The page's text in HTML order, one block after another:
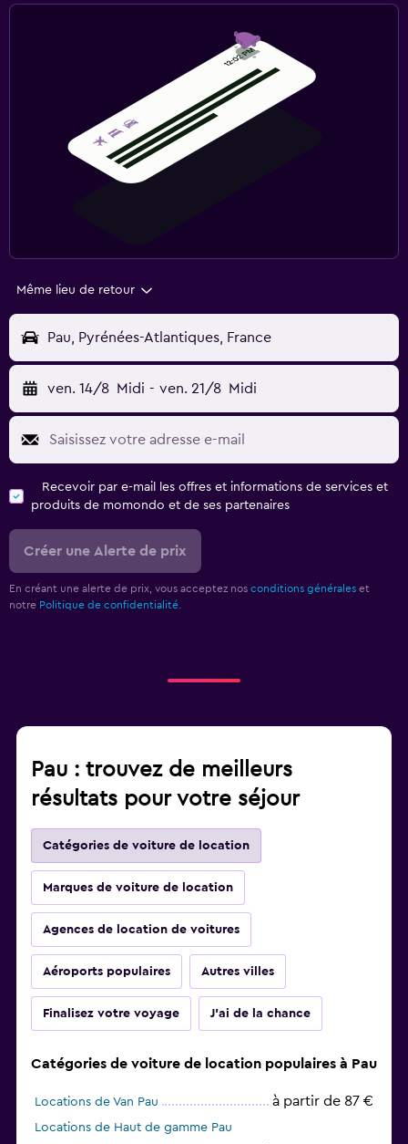
Même lieu de retour
Pau, Pyrénées-Atlantiques, France
ven. 14/8 Midi - ven. 21/8 Midi
Recevoir par e-mail les offres et informations de services et
produits de momondo et de ses partenaires
Créer une Alerte de prix
En créant une alerte de prix, vous acceptez nos conditions générales et
notre Politique de confidentialité.
Pau : trouvez de meilleurs
résultats pour votre séjour
Catégories de voiture de location
Marques de voiture de location
Agences de location de voitures
Aéroports populaires Autres villes
Finalisez votre voyage J'ai de la chance
Catégories de voiture de location populaires à Pau
Locations de Van Pau à partir de 87 €
Locations de Haut de gamme Pau